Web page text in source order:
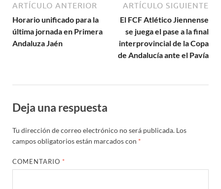
ARTÍCULO ANTERIOR
Horario unificado para la
última jornada en Primera
Andaluza Jaén
ARTÍCULO SIGUIENTE
El FCF Atlético Jiennense
se juega el pase a la final
interprovincial de la Copa
de Andalucía ante el Pavía
Deja una respuesta
Tu dirección de correo electrónico no será publicada. Los
campos obligatorios están marcados con *
COMENTARIO *